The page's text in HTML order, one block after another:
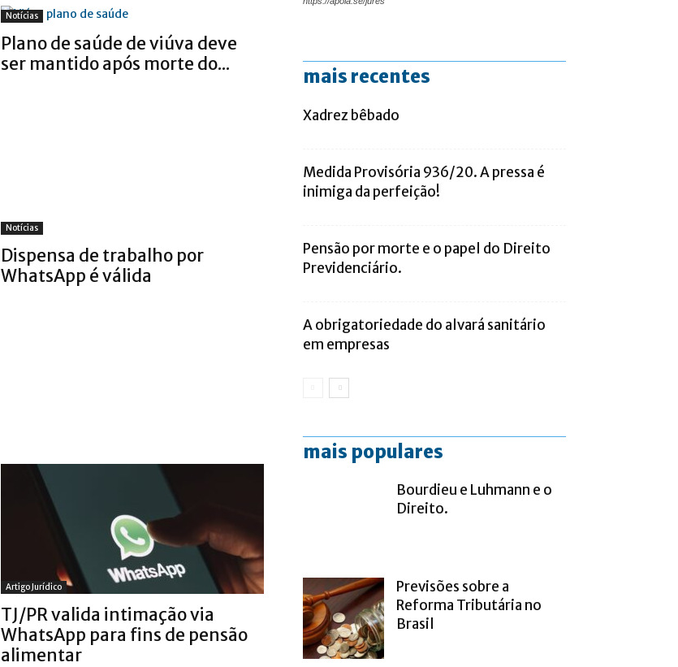
Notícias
Plano de saúde de viúva deve
ser mantido após morte do...
Notícias
Dispensa de trabalho por
WhatsApp é válida
Artigo Jurídico
TJ/PR valida intimação via
WhatsApp para fins de pensão
alimentar
mais recentes
Xadrez bêbado
Medida Provisória 936/20. A pressa é
inimiga da perfeição!
Pensão por morte e o papel do Direito
Previdenciário.
A obrigatoriedade do alvará sanitário
em empresas
mais populares
Bourdieu e Luhmann e o
Direito.
Previsões sobre a
Reforma Tributária no
Brasil